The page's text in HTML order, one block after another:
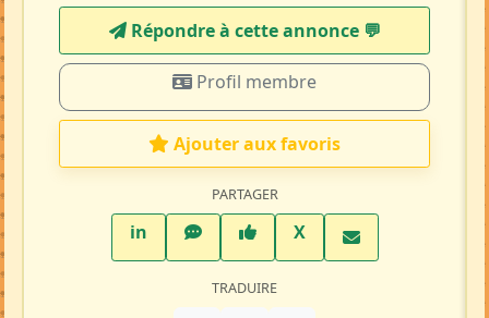
Répondre à cette annonce 💬​
Profil membre
Ajouter aux favoris
PARTAGER
inLinkedInWhatsAppFacebook
XTwitter X
TRADUIRE